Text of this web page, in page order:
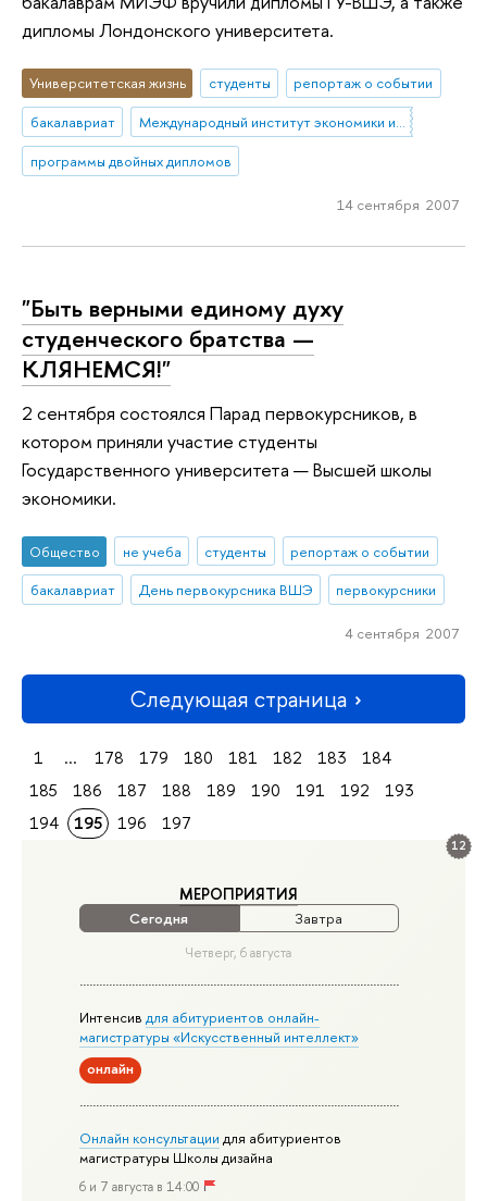
12
МЕРОПРИЯТИЯ
Сегодня Завтра
Четверг, 6 августа
Интенсивдля абитуриентов онлайн-
магистратуры «Искусственный интеллект»
онлайн
Онлайн консультации для абитуриентов
магистратуры Школы дизайна
6 и 7 августа в 14:00
дипломы Лондонского университета.
Университетская жизнь студенты
репортаж о событии
бакалавриат
Международный институт экономики и финансов ВШЭ
программы двойных дипломов
14 сентября 2007
"Быть верными единому духу
студенческого братства —
КЛЯНЕМСЯ!"
2 сентября состоялся Парад первокурсников, в
котором приняли участие студенты
Государственного университета — Высшей школы
экономики.
Общество не учеба студенты
репортаж о событии
бакалавриат
День первокурсника ВШЭ первокурсники
4 сентября 2007
Следующая страница
1 ... 178 179 180 181 182 183
184
185
186 187 188 189 190 191 192
193
194
195 196 197